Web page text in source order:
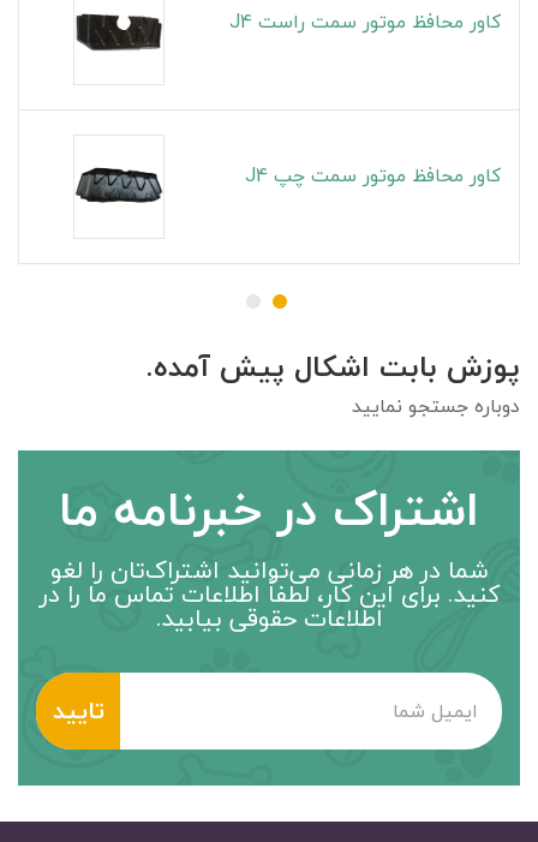
کاور محافظ موتور سمت راست J4
کاور محافظ موتور سمت چپ J4
پوزش بابت اشکال پیش آمده.
دوباره جستجو نمایید
اشتراک در خبرنامه ما
شما در هر زمانی می‌توانید اشتراک‌تان را لغو
کنید. برای این کار، لطفاً اطلاعات تماس ما را در
اطلاعات حقوقی بیابید.